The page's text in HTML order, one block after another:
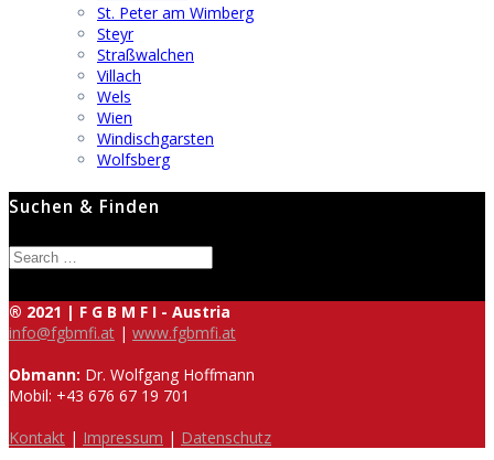
St. Peter am Wimberg
Steyr
Straßwalchen
Villach
Wels
Wien
Windischgarsten
Wolfsberg
Suchen & Finden
Search
for:
® 2021 | F G B M F I - Austria
info@fgbmfi.at | www.fgbmfi.at
Obmann: Dr. Wolfgang Hoffmann
Mobil: +43 676 67 19 701
Kontakt | Impressum | Datenschutz